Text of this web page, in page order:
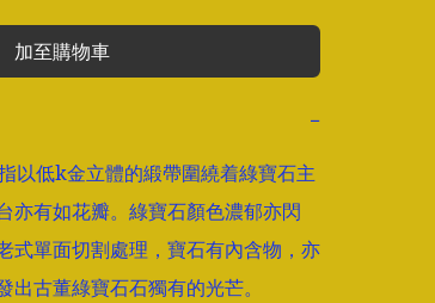
加至購物車
−
以低k金立體的緞帶圍繞着綠寶石主
亦有如花瓣。綠寶石顏色濃郁亦閃
式單面切割處理，寶石有內含物，亦
古董綠寶石石獨有的光芒。